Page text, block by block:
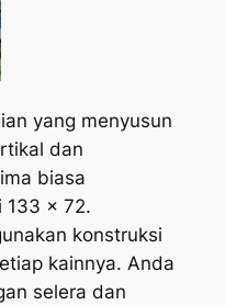
yang menyusun
dan
biasa
133 x 72.
konstruksi
kainnya. Anda
selera dan